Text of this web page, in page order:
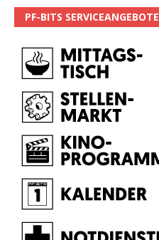
PF-BITS SERVICEANGEBOTE